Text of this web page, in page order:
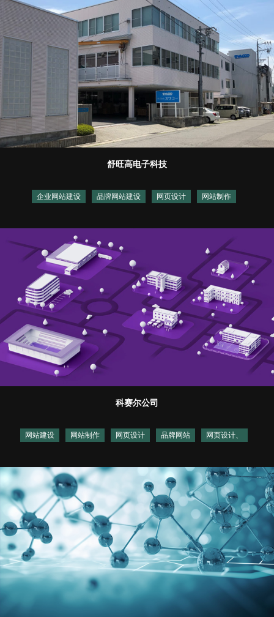
舒旺高电子科技
企业网站建设 品牌网站建设 网页设计 网站制作
科赛尔公司
网站建设 网站制作 网页设计 品牌网站 网页设计、